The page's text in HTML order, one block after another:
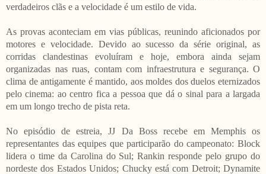
verdadeiros clãs e a velocidade é um estilo de vida.
As provas aconteciam em vias públicas, reunindo aficionados por
motores e velocidade. Devido ao sucesso da série original, as
corridas clandestinas evoluíram e hoje, embora ainda sejam
organizadas nas ruas, contam com infraestrutura e segurança. O
clima de antigamente é mantido, aos moldes dos duelos eternizados
pelo cinema: ao centro fica a pessoa que dá o sinal para a largada
em um longo trecho de pista reta.
No episódio de estreia, JJ Da Boss recebe em Memphis os
representantes das equipes que participarão do campeonato: Block
lidera o time da Carolina do Sul; Rankin responde pelo grupo do
nordeste dos Estados Unidos; Chucky está com Detroit; Dynamite